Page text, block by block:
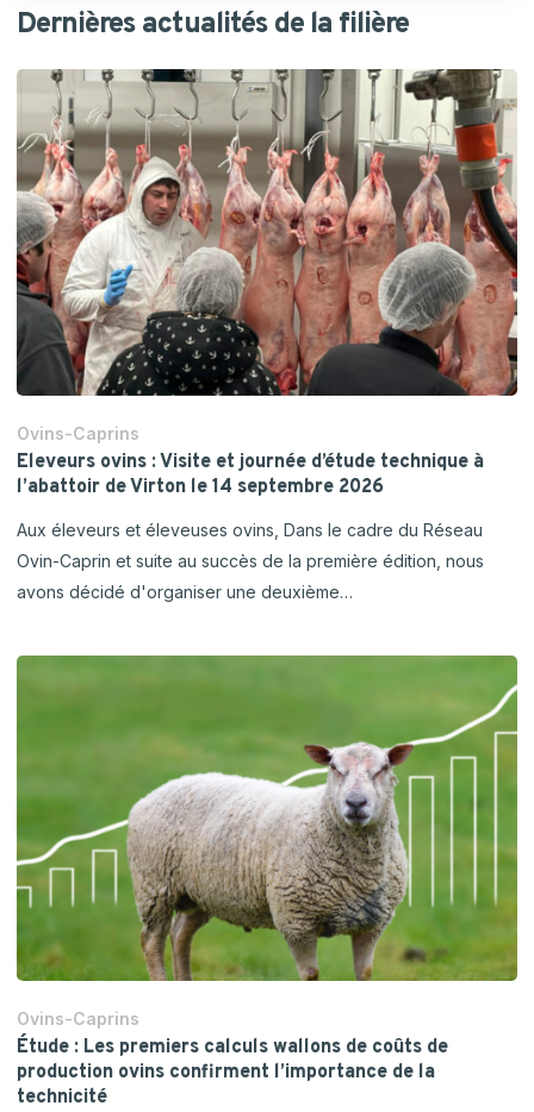
Dernières actualités de la filière
Ovins-Caprins
Eleveurs ovins : Visite et journée d’étude technique à
l’abattoir de Virton le 14 septembre 2026
Aux éleveurs et éleveuses ovins, Dans le cadre du Réseau
Ovin-Caprin et suite au succès de la première édition, nous
avons décidé d'organiser une deuxième…
Ovins-Caprins
Étude : Les premiers calculs wallons de coûts de
production ovins confirment l’importance de la
technicité